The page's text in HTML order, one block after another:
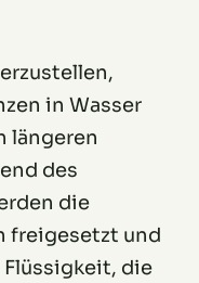
in Wasser
längeren
des
die
freigesetzt und
die